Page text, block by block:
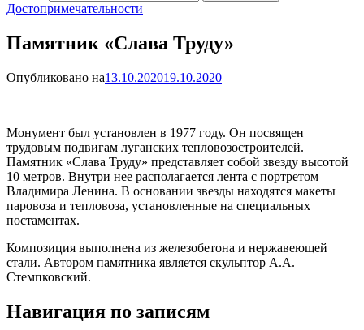
Достопримечательности
Памятник «Слава Труду»
Опубликовано на13.10.202019.10.2020
Монумент был установлен в 1977 году. Он посвящен
трудовым подвигам луганских тепловозостроителей.
Памятник «Слава Труду» представляет собой звезду высотой
10 метров. Внутри нее располагается лента с портретом
Владимира Ленина. В основании звезды находятся макеты
паровоза и тепловоза, установленные на специальных
постаментах.
Композиция выполнена из железобетона и нержавеющей
стали. Автором памятника является скульптор А.А.
Стемпковский.
Навигация по записям